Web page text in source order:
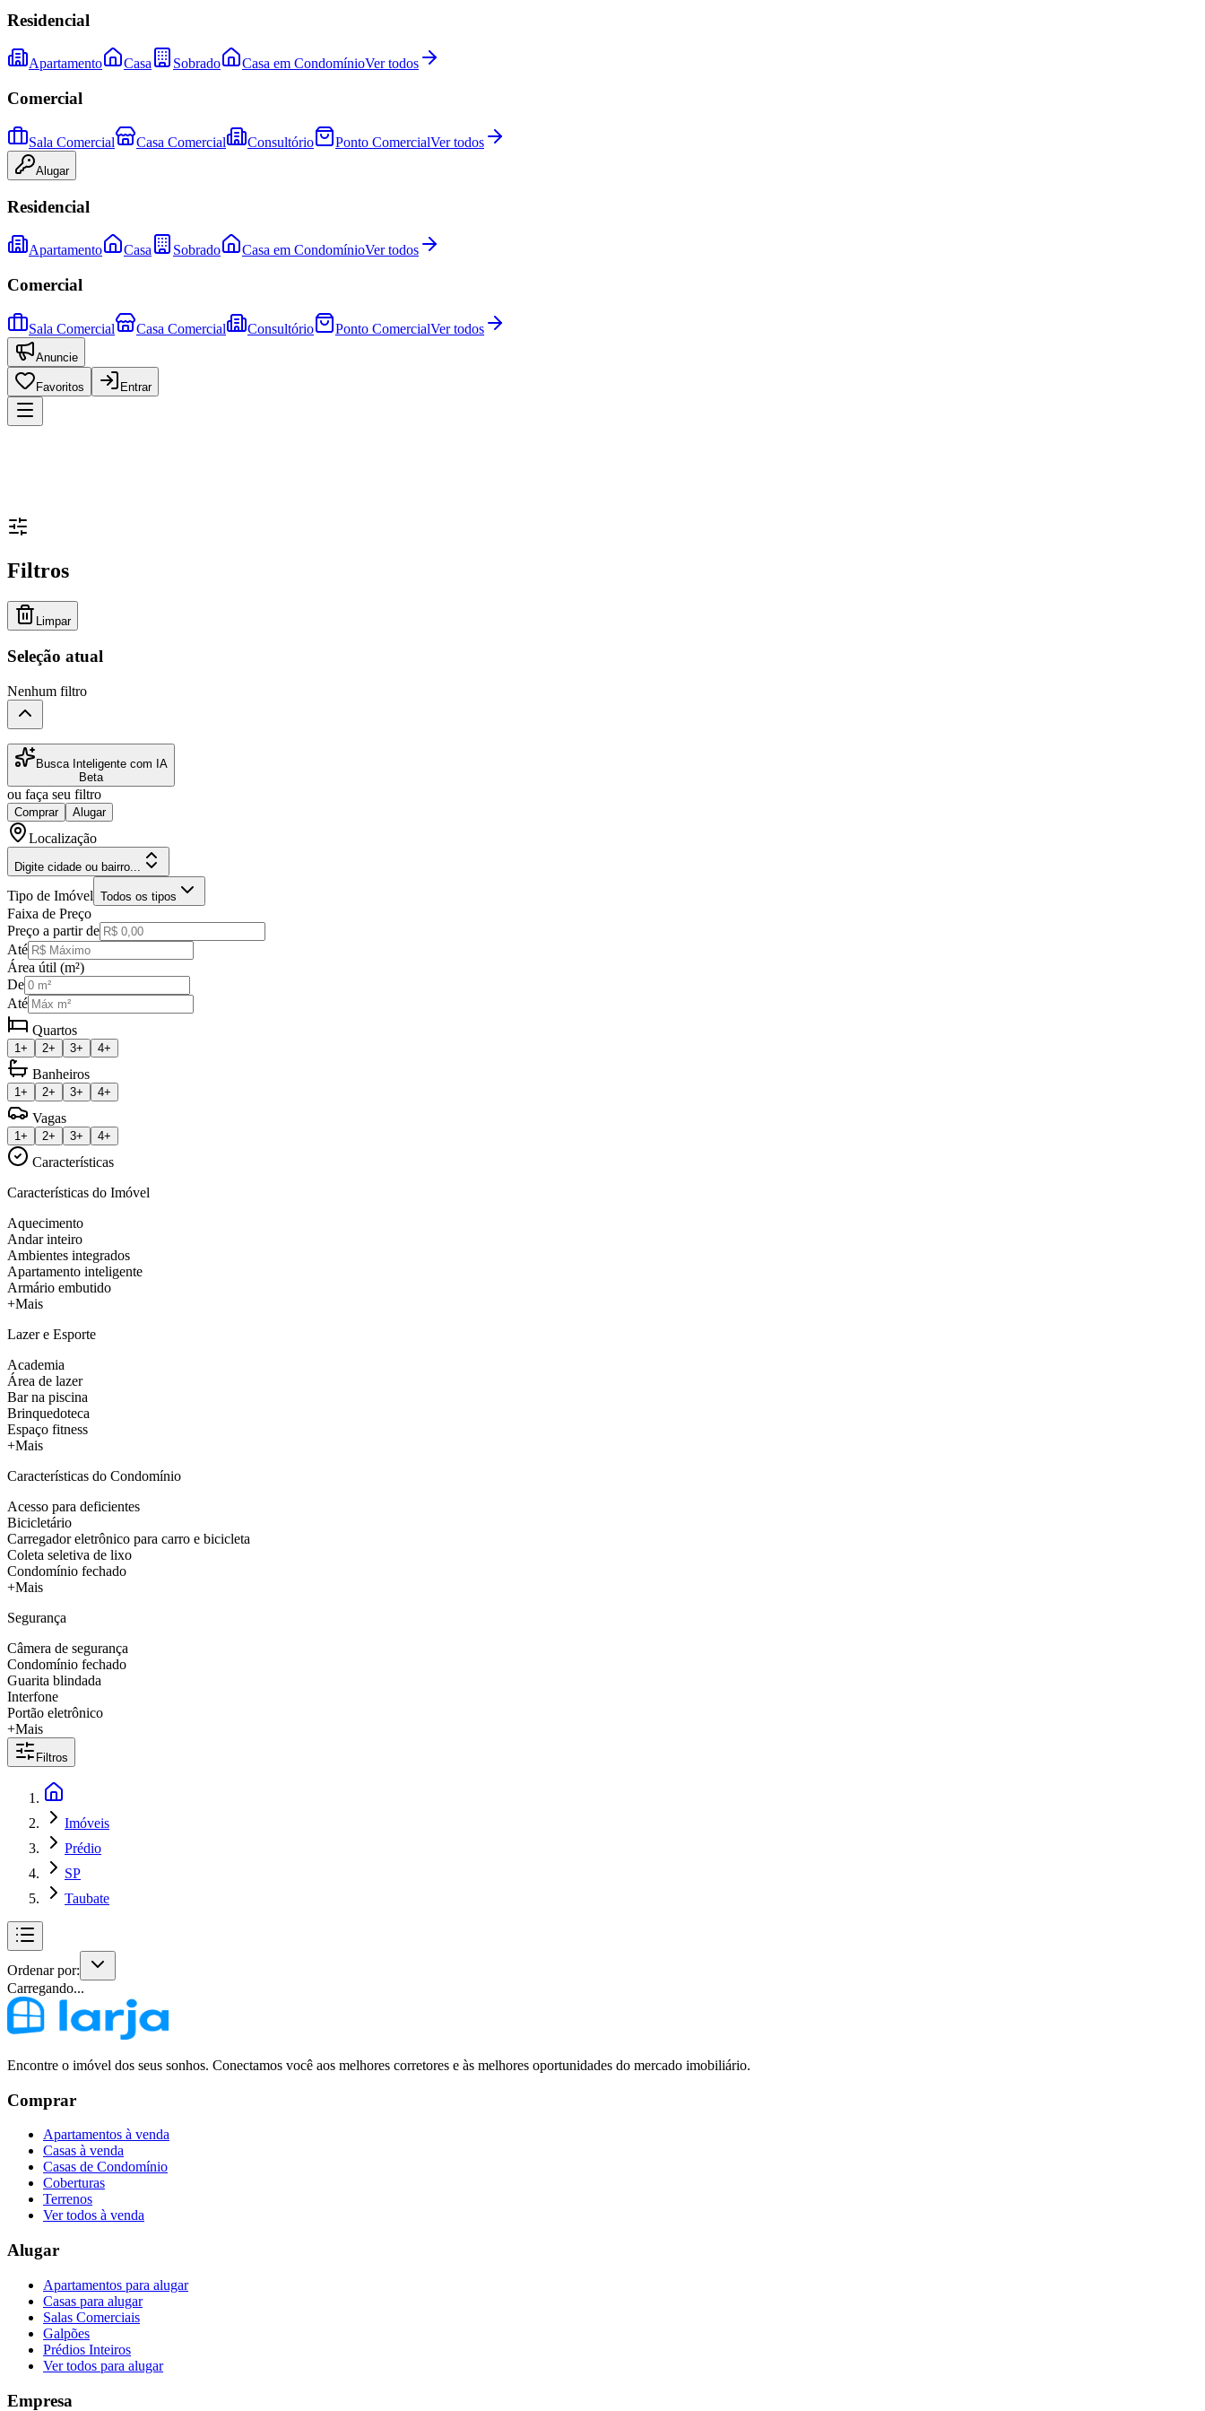
Residencial
Apartamento Casa Sobrado Casa em CondomínioVer todos
Comercial
Sala Comercial Casa Comercial Consultório Ponto ComercialVer todos
Alugar
Residencial
Apartamento Casa Sobrado Casa em CondomínioVer todos
Comercial
Sala Comercial Casa Comercial Consultório Ponto ComercialVer todos
Anuncie
Favoritos Entrar
Filtros
Limpar
Seleção atual
Nenhum filtro
Busca Inteligente com IA
Beta
ou faça seu filtro
Comprar Alugar
Localização
Digite cidade ou bairro...
Tipo de Imóvel Todos os tipos
Faixa de Preço
Preço a partir de
Até
Área útil (m²)
De
Até
Quartos
1+ 2+ 3+ 4+
Banheiros
1+ 2+ 3+ 4+
Vagas
1+ 2+ 3+ 4+
Características
Características do Imóvel
Aquecimento
Andar inteiro
Ambientes integrados
Apartamento inteligente
Armário embutido
+Mais
Lazer e Esporte
Academia
Área de lazer
Bar na piscina
Brinquedoteca
Espaço fitness
+Mais
Características do Condomínio
Acesso para deficientes
Bicicletário
Carregador eletrônico para carro e bicicleta
Coleta seletiva de lixo
Condomínio fechado
+Mais
Segurança
Câmera de segurança
Condomínio fechado
Guarita blindada
Interfone
Portão eletrônico
+Mais
Filtros
Imóveis
Prédio
SP
Taubate
Ordenar por:
Carregando...
Encontre o imóvel dos seus sonhos. Conectamos você aos melhores corretores e às melhores oportunidades do mercado imobiliário.
Comprar
Apartamentos à venda
Casas à venda
Casas de Condomínio
Coberturas
Terrenos
Ver todos à venda
Alugar
Apartamentos para alugar
Casas para alugar
Salas Comerciais
Galpões
Prédios Inteiros
Ver todos para alugar
Empresa